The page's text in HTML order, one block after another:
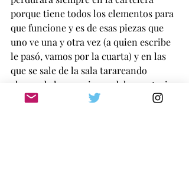
porque tiene todos los elementos para
que funcione y es de esas piezas que
uno ve una y otra vez (a quien escribe
le pasó, vamos por la cuarta) y en las
que se sale de la sala tarareando
alguna de las canciones del repertorio.